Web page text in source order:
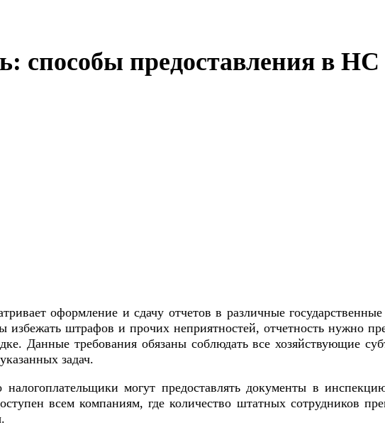
способы предоставления в НС
оформление и сдачу отчетов в различные
штрафов и прочих неприятностей, отчетность нужно
Данные требования обязаны соблюдать все хозяйствующие
задач.
могут предоставлять документы в
всем компаниям, где количество штатных сотрудников